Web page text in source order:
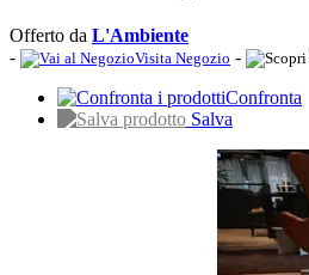
Offerto da L'Ambiente
-
Visita Negozio -
Confronta
Salva